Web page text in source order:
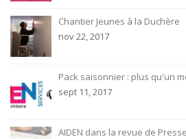
Chantier Jeunes à la Duchère
nov 22, 2017
Pack saisonnier : plus qu'un
sept 11, 2017
AIDEN dans la revue de